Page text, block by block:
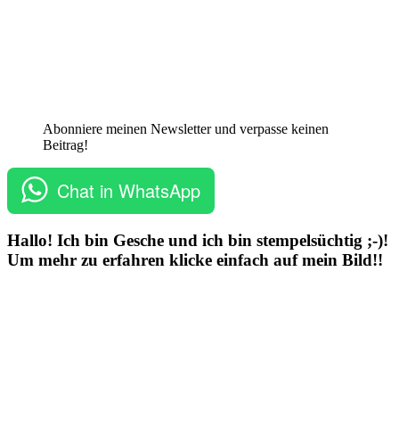
Abonniere meinen Newsletter und verpasse keinen
Beitrag!
Chat in WhatsApp
Hallo! Ich bin Gesche und ich bin stempelsüchtig ;-)!
Um mehr zu erfahren klicke einfach auf mein Bild!!